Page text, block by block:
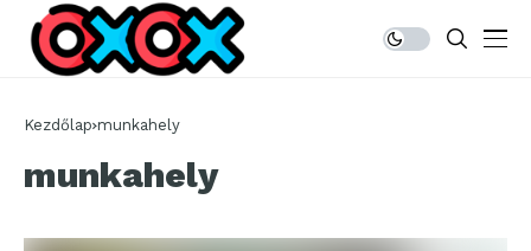
Kezdőlap munkahely
munkahely